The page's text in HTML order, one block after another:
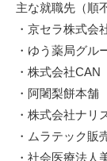
主な就職先（順
・京セラ株式会
・ゆう薬局グル
・株式会社CAN
・阿闍梨餅本舗
・株式会社ナリ
・ムラテック販
・社会医療法人